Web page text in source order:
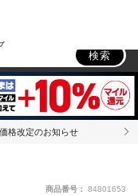
検索
格改定のお知らせ
商品番号： 84801653